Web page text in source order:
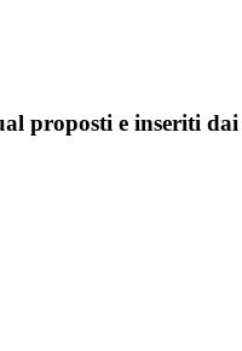
proposti e inseriti